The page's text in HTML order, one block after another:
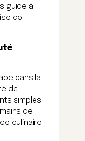
guide à
de
dans la
de
simples
de
culinaire